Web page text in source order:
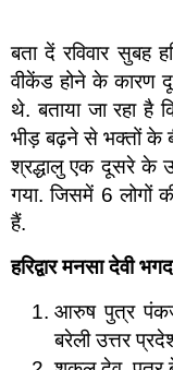
बता दें रविवार सुबह
वीकेंड होने के कारण
थे. बताया जा रहा है
भीड़ बढ़ने से भक्तों के
श्रद्धालु एक दूसरे के
गया. जिसमें 6 लोगों
हैं.
हरिद्वार मनसा देवी
आरुष पुत्र पंकज
बरेली उत्तर